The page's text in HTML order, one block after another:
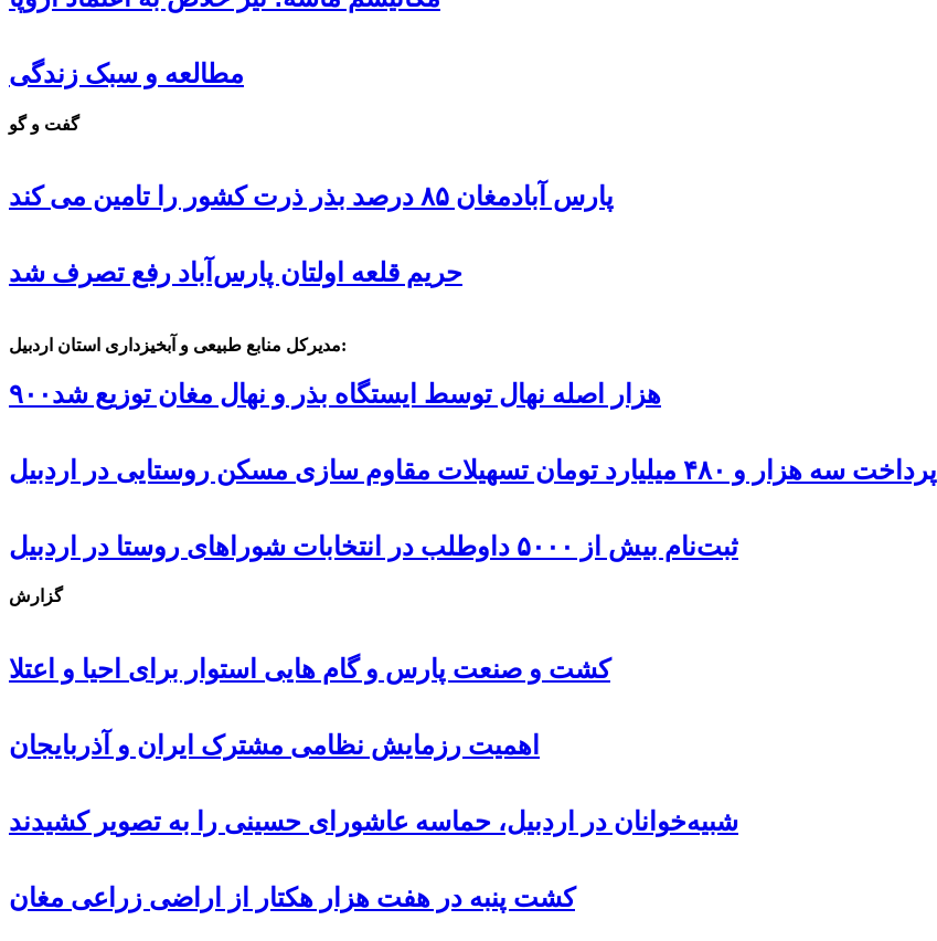
مطالعه و سبک زندگی
گفت و گو
پارس آبادمغان ۸۵ درصد بذر ذرت کشور را تامین می کند
حریم قلعه اولتان پارس‌آباد رفع تصرف شد
مدیرکل منابع طبیعی و آبخیزداری استان اردبیل:
۹۰۰هزار اصله نهال توسط ایستگاه بذر و نهال مغان توزیع شد
پرداخت سه هزار و ۴۸۰ میلیارد تومان تسهیلات مقاوم سازی مسکن روستایی در اردبیل
ثبت‌نام بیش از ۵۰۰۰ داوطلب در انتخابات شوراهای روستا در اردبیل
گزارش
کشت و صنعت پارس و گام هایی استوار برای احیا و اعتلا
اهمیت رزمایش نظامی مشترک ایران و آذربایجان
شبیه‌خوانان در اردبیل، حماسه عاشورای حسینی را به تصویر کشیدند
کشت پنبه در هفت هزار هکتار از اراضی زراعی مغان